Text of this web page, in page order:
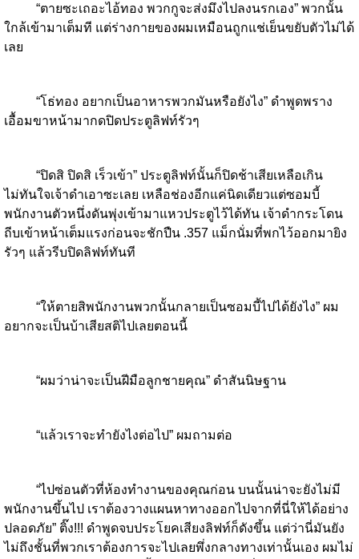
“ตายซะเถอะไอ้ทอง พวกกูจะส่งมึงไปลงนรกเอง” พวกนั้น
ใกล้เข้ามาเต็มที แต่ร่างกายของผมเหมือนถูกแช่เย็นขยับตัวไม่ได้
เลย
“โธ่ทอง อยากเป็นอาหารพวกมันหรือยังไง” ดำพูดพราง
เอื้อมขาหน้ามากดปิดประตูลิฟท์รัวๆ
“ปิดสิ ปิดสิ เร็วเข้า” ประตูลิฟท์นั้นก็ปิดช้าเสียเหลือเกิน
ไม่ทันใจเจ้าดำเอาซะเลย เหลือช่องอีกแค่นิดเดียวแต่ซอมบี้
พนักงานตัวหนึ่งดันพุ่งเข้ามาแหวประตูไว้ได้ทัน เจ้าดำกระโดน
ถีบเข้าหน้าเต็มแรงก่อนจะชักปืน .357 แม็กนั่มที่พกไว้ออกมายิง
รัวๆ แล้วรีบปิดลิฟท์ทันที
“ให้ตายสิพนักงานพวกนั้นกลายเป็นซอมบี้ไปได้ยังไง” ผม
อยากจะเป็นบ้าเสียสติไปเลยตอนนี้
“ผมว่าน่าจะเป็นฝีมือลูกชายคุณ” ดำสันนิษฐาน
“แล้วเราจะทำยังไงต่อไป” ผมถามต่อ
“ไปซ่อนตัวที่ห้องทำงานของคุณก่อน บนนั้นน่าจะยังไม่มี
พนักงานขึ้นไป เราต้องวางแผนหาทางออกไปจากที่นี่ให้ได้อย่าง
ปลอดภัย” ติ๊ง!!! ดำพูดจบประโยคเสียงลิฟท์ก็ดังขึ้น แต่ว่านี่มันยัง
ไม่ถึงชั้นที่พวกเราต้องการจะไปเลยพึ่งกลางทางเท่านั้นเอง ผมไม่